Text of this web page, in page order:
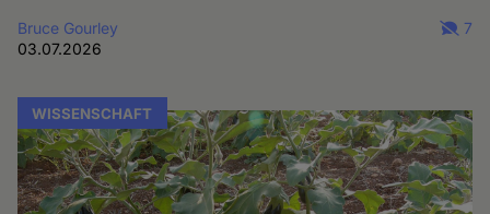
Bruce Gourley
03.07.2026
7
WISSENSCHAFT